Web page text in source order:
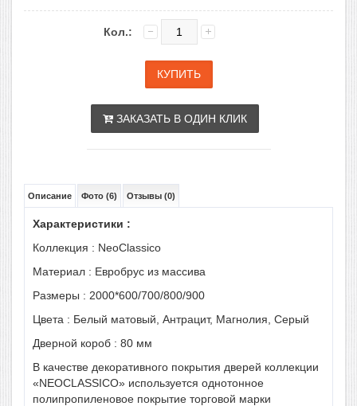
Кол.:
ЗАКАЗАТЬ В ОДИН КЛИК
Описание Фото (6) Отзывы (0)
Характеристики :
Коллекция : NeoClassico
Материал : Евробрус из массива
Размеры : 2000*600/700/800/900
Цвета : Белый матовый, Антрацит, Магнолия, Серый
Дверной короб : 80 мм
В качестве декоративного покрытия дверей коллекции
«NEOCLASSICO» используется однотонное
полипропиленовое покрытие торговой марки